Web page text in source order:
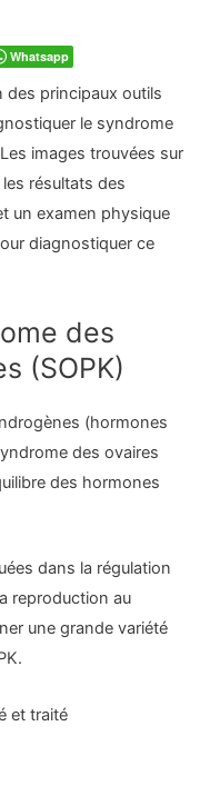
Whatsapp
des principaux outils
le syndrome
images trouvées sur
résultats des
un examen physique
diagnostiquer ce
des
(SOPK)
(hormones
des ovaires
des hormones
dans la régulation
reproduction au
une grande variété
et traité